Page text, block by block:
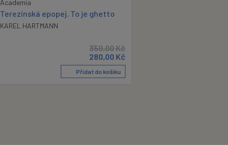
Academia
Terezínská epopej. To je ghetto
KAREL HARTMANN
350,00Kč
280,00 Kč
Přidat do košíku